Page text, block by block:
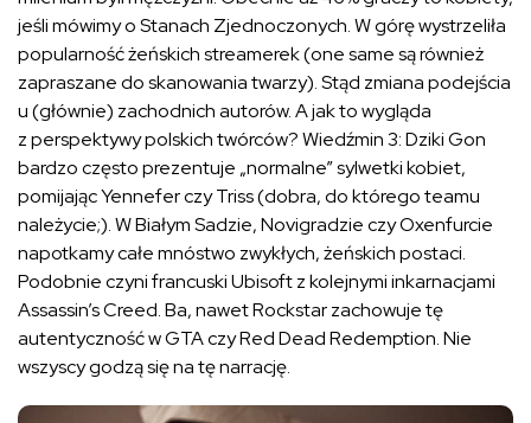
jeśli mówimy o Stanach Zjednoczonych. W górę wystrzeliła
popularność żeńskich streamerek (one same są również
zapraszane do skanowania twarzy). Stąd zmiana podejścia
u (głównie) zachodnich autorów. A jak to wygląda
z perspektywy polskich twórców? Wiedźmin 3: Dziki Gon
bardzo często prezentuje „normalne” sylwetki kobiet,
pomijając Yennefer czy Triss (dobra, do którego teamu
należycie;). W Białym Sadzie, Novigradzie czy Oxenfurcie
napotkamy całe mnóstwo zwykłych, żeńskich postaci.
Podobnie czyni francuski Ubisoft z kolejnymi inkarnacjami
Assassin’s Creed. Ba, nawet Rockstar zachowuje tę
autentyczność w GTA czy Red Dead Redemption. Nie
wszyscy godzą się na tę narrację.